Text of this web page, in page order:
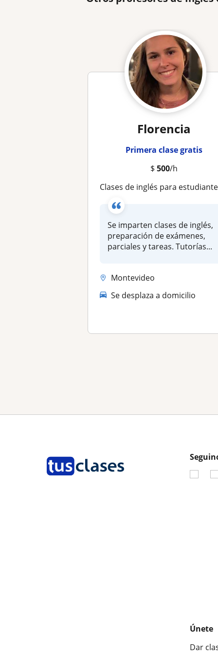
Florencia
Primera clase gratis
$ 500/h
Clases de inglés para estudiantes liceales y escolares
Se imparten clases de inglés,
preparación de exámenes,
parciales y tareas. Tutorías...
Montevideo
Se desplaza a domicilio
Únete
Dar